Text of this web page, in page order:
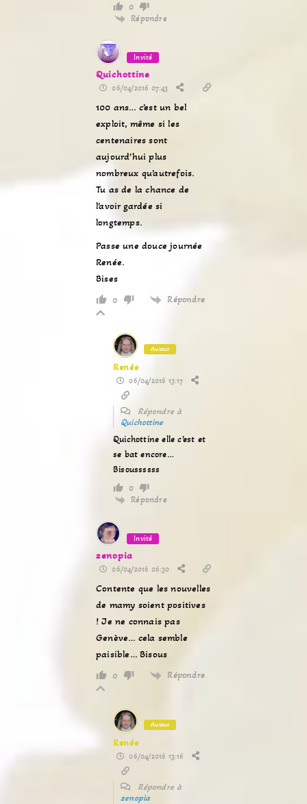
0
Répondre
Invité
Quichottine
06/04/2016 07:43
100 ans… c’est un bel
exploit, même si les
centenaires sont
aujourd’hui plus
nombreux qu’autrefois.
Tu as de la chance de
l’avoir gardée si
longtemps.
Passe une douce journée
Renée.
Bises
0 Répondre
Auteur
Renée
06/04/2016 13:17
Répondre à
Quichottine
Quichottine elle c’est et
se bat encore…
Bisoussssss
0
Répondre
Invité
zenopia
06/04/2016 06:30
Contente que les nouvelles
de mamy soient positives
! Je ne connais pas
Genève… cela semble
paisible… Bisous
0 Répondre
Auteur
Renée
06/04/2016 13:16
Répondre à
zenopia